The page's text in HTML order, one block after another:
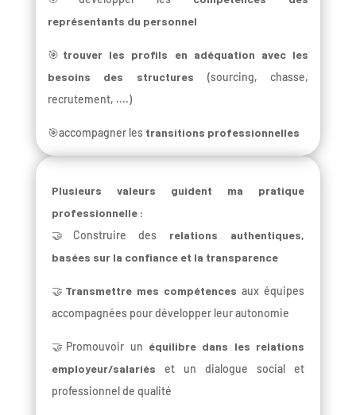
représentants du personnel
🎯 trouver les profils en adéquation avec les
besoins des structures (sourcing, chasse,
recrutement, ....)
🎯accompagner les transitions professionnelles
Plusieurs valeurs guident ma pratique
professionnelle :
🤝Construire des relations authentiques,
basées sur la confiance et la transparence
🤝 Transmettre mes compétences aux équipes
accompagnées pour développer leur autonomie
🤝Promouvoir un équilibre dans les relations
employeur/salariés et un dialogue social et
professionnel de qualité